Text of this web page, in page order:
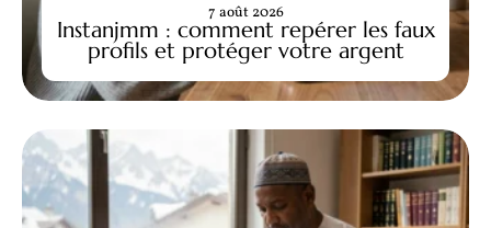
Instanjmm : comment repérer les faux
profils et protéger votre argent
7 août 2026